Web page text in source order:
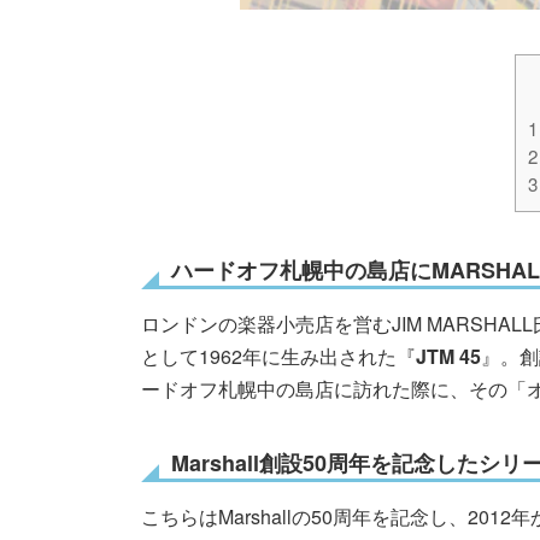
1
2
3
ハードオフ札幌中の島店に
ロンドンの楽器小売店を営むJIM
として1962年に生み出された『JTM 45』。
ードオフ札幌中の島店に訪れた際に、その
Marshall創設50周年を記念したシリ
こちらはMarshallの50周年を記念し、2012